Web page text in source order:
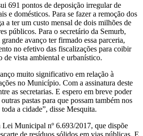
691 pontos de deposição irregular de
e domésticos. Para se fazer a remoção dos
a ter um custo mensal de dois milhões de
públicos. Para o secretário da Semurb,
avanço ter firmado essa parceria,
no efetivo das fiscalizações para coibir
de vista ambiental e urbanístico.
muito significativo em relação à
no Município. Com a assinatura deste
as secretarias. E espero em breve poder
pastas para que possam também nos
a cidade”, disse Mesquita.
Lei Municipal nº 6.693/2017, que dispõe
de resíduos sólidos em vias públicas. E